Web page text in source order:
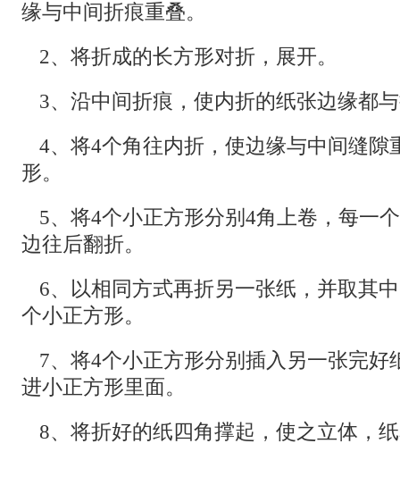
缘与中间折痕重叠。
2、将折成的长方形对折，展开。
3、沿中间折痕，使内折的纸张边缘都
4、将4个角往内折，使边缘与中间缝隙
形。
5、将4个小正方形分别4角上卷，每一
边往后翻折。
6、以相同方式再折另一张纸，并取其
个小正方形。
7、将4个小正方形分别插入另一张完好
进小正方形里面。
8、将折好的纸四角撑起，使之立体，